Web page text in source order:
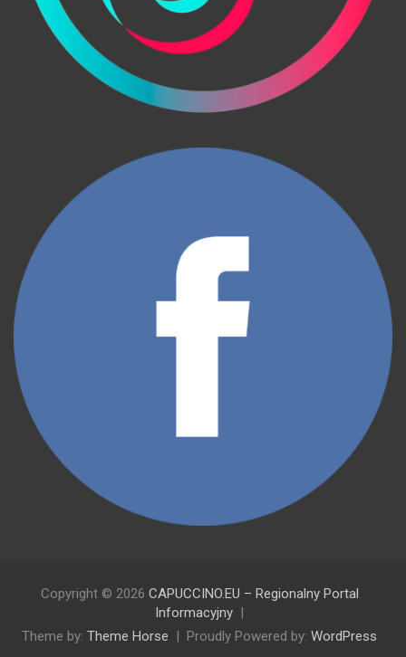
Copyright © 2026 CAPUCCINO.EU – Regionalny Portal
Informacyjny
Theme by: Theme Horse Proudly Powered by: WordPress